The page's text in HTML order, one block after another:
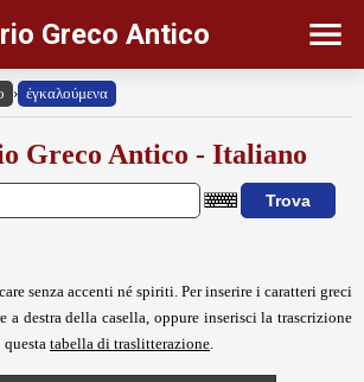
Greco Antico
› ἐγκαλούμενα
Greco Antico - Italiano
senza accenti né spiriti. Per inserire i caratteri greci
a destra della casella, oppure inserisci la trascrizione
tabella di traslitterazione